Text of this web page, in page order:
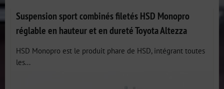
Suspension sport combinés filetés HSD Monopro
réglable en hauteur et en dureté Toyota Altezza
HSD Monopro est le produit phare de HSD, intégrant toutes
les...